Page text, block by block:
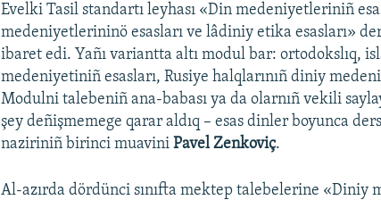
Evelki Tasil standartı leyhası «Din medeniyetleriniñ
medeniyetlerininö esasları ve lâdiniy etika esasları»
ibaret edi. Yañı variantta altı modul bar: ortodokslıq,
medeniyetiniñ esasları, Rusiye halqlarınıñ diniy
Modulni talebeniñ ana-babası ya da olarnıñ vekili
şey deñişmemege qarar aldıq – esas dinler boyunca
naziriniñ birinci muaviniPavel Zenkoviç.
Al-azırda dördünci sınıfta mektep talebelerine